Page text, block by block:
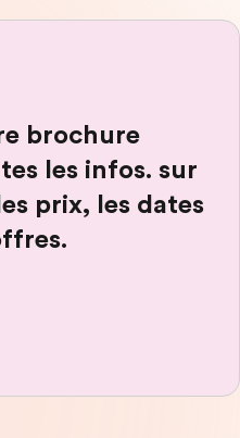
brochure
les infos. sur
prix, les dates